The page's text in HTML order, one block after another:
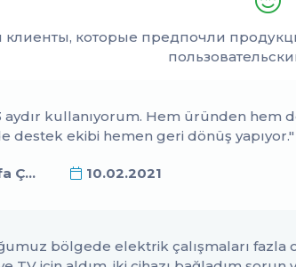
которые предпочли
aydır kullanıyorum. Hem üründen
destek ekibi hemen geri dönüş yapıyor."
Ç... 10.02.2021
bölgede elektrik çalışmaları fazla